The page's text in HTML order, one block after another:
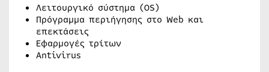
Λειτουργικό σύστημα (OS)
Πρόγραμμα περιήγησης στο Web και
επεκτάσεις
Εφαρμογές τρίτων
Antivirus